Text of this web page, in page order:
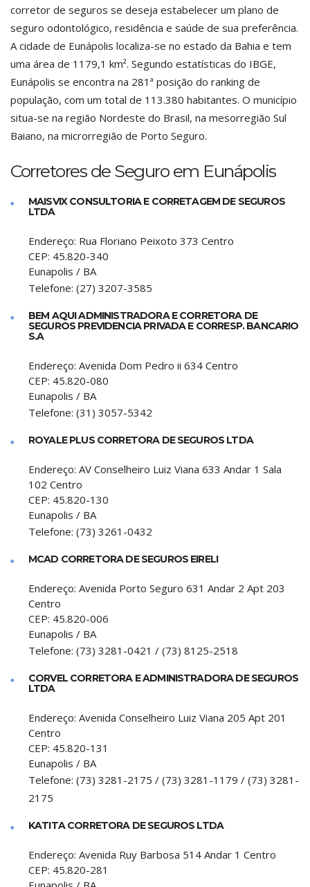
corretor de seguros se deseja estabelecer um plano de
seguro odontológico, residência e saúde de sua preferência.
A cidade de Eunápolis localiza-se no estado da Bahia e tem
uma área de 1179,1 km². Segundo estatísticas do IBGE,
Eunápolis se encontra na 281ª posição do ranking de
população, com um total de 113.380 habitantes. O município
situa-se na região Nordeste do Brasil, na mesorregião Sul
Baiano, na microrregião de Porto Seguro.
Corretores de Seguro em Eunápolis
MAISVIX CONSULTORIA E CORRETAGEM DE SEGUROS
LTDA
Endereço: Rua Floriano Peixoto 373 Centro
CEP: 45.820-340
Eunapolis / BA
Telefone: (27) 3207-3585
BEM AQUI ADMINISTRADORA E CORRETORA DE
SEGUROS PREVIDENCIA PRIVADA E CORRESP. BANCARIO
S.A
Endereço: Avenida Dom Pedro ii 634 Centro
CEP: 45.820-080
Eunapolis / BA
Telefone: (31) 3057-5342
ROYALE PLUS CORRETORA DE SEGUROS LTDA
Endereço: AV Conselheiro Luiz Viana 633 Andar 1 Sala
102 Centro
CEP: 45.820-130
Eunapolis / BA
Telefone: (73) 3261-0432
MCAD CORRETORA DE SEGUROS EIRELI
Endereço: Avenida Porto Seguro 631 Andar 2 Apt 203
Centro
CEP: 45.820-006
Eunapolis / BA
Telefone: (73) 3281-0421 / (73) 8125-2518
CORVEL CORRETORA E ADMINISTRADORA DE SEGUROS
LTDA
Endereço: Avenida Conselheiro Luiz Viana 205 Apt 201
Centro
CEP: 45.820-131
Eunapolis / BA
Telefone: (73) 3281-2175 / (73) 3281-1179 / (73) 3281-
2175
KATITA CORRETORA DE SEGUROS LTDA
Endereço: Avenida Ruy Barbosa 514 Andar 1 Centro
CEP: 45.820-281